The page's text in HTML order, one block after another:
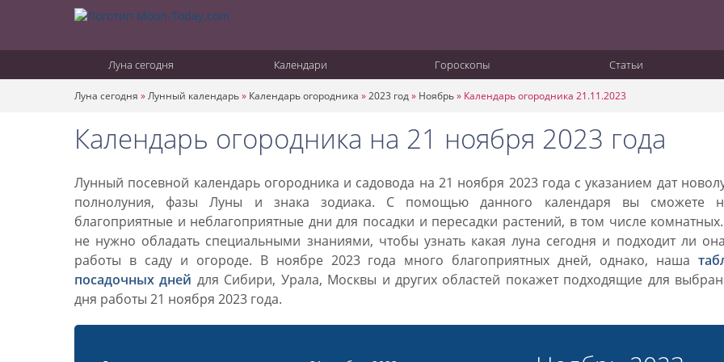
Луна сегодня Календари Гороскопы Статьи
Луна сегодня »Лунный календарь» Календарь огородника »2023 год» Ноябрь» Календарь огородника 21.11.2023
Календарь огородника на 21 ноября 2023 года
Лунный посевной календарь огородника и садовода на 21 ноября 2023 года с указанием дат
полнолуния, фазы Луны и знака зодиака. С помощью данного календаря вы сможете
благоприятные и неблагоприятные дни для посадки и пересадки растений, в том числе
не нужно обладать специальными знаниями, чтобы узнать какая луна сегодня и подходит ли
работы в саду и огороде. В ноябре 2023 года много благоприятных дней, однако, наша
посадочных дней для Сибири, Урала, Москвы и других областей покажет подходящие для
дня работы 21 ноября 2023 года.